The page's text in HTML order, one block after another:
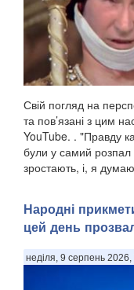
Свій погляд на
та пов’язані з цим
YouTube. . "Правду
були у самий розпал
зростають, і, я
Народні
цей день
неділя, 9 серпень 2026,